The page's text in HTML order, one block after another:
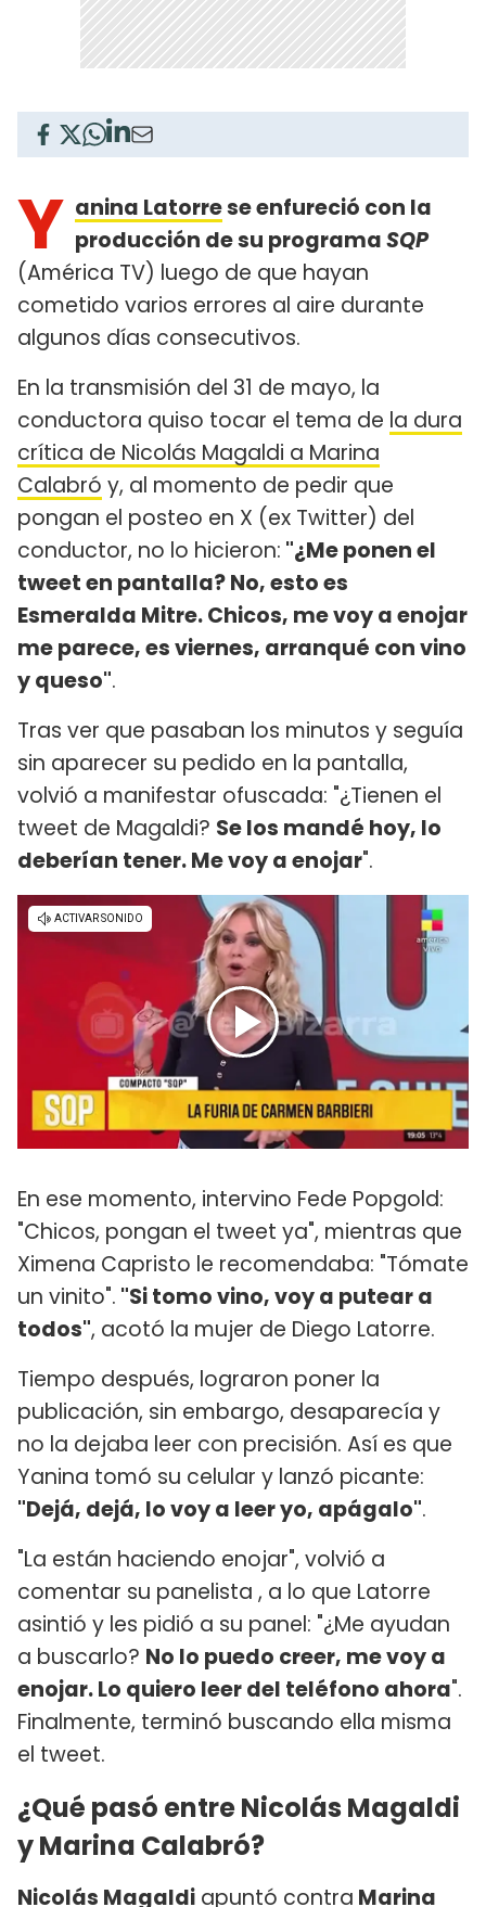
Y anina Latorrese enfureció con la
producción de su programaSQP
(América TV) luego de que hayan
cometido varios errores al aire durante
algunos días consecutivos.
En la transmisión del 31 de mayo, la
conductora quiso tocar el tema de la dura
crítica de Nicolás Magaldi a Marina
Calabró y, al momento de pedir que
pongan el posteo en X (ex Twitter) del
conductor, no lo hicieron: "¿Me ponen el
tweet en pantalla? No, esto es
Esmeralda Mitre. Chicos, me voy a enojar
me parece, es viernes, arranqué con vino
y queso".
Tras ver que pasaban los minutos y seguía
sin aparecer su pedido en la pantalla,
volvió a manifestar ofuscada: "¿Tienen el
tweet de Magaldi? Se los mandé hoy, lo
deberían tener. Me voy a enojar".
En ese momento, intervino Fede Popgold:
"Chicos, pongan el tweet ya", mientras que
Ximena Capristo le recomendaba: "Tómate
un vinito". "Si tomo vino, voy a putear a
todos", acotó la mujer de Diego Latorre.
Tiempo después, lograron poner la
publicación, sin embargo, desaparecía y
no la dejaba leer con precisión. Así es que
Yanina tomó su celular y lanzó picante:
"Dejá, dejá, lo voy a leer yo, apágalo".
"La están haciendo enojar", volvió a
comentar su panelista , a lo que Latorre
asintió y les pidió a su panel: "¿Me ayudan
a buscarlo? No lo puedo creer, me voy a
enojar. Lo quiero leer del teléfono ahora".
Finalmente, terminó buscando ella misma
el tweet.
¿Qué pasó entre Nicolás Magaldi
y Marina Calabró?
Nicolás Magaldi apuntó contra Marina